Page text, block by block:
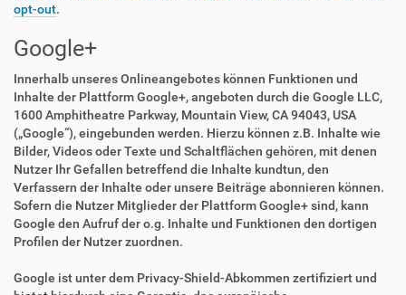
opt-out.
Google+
Innerhalb unseres Onlineangebotes können Funktionen und
Inhalte der Plattform Google+, angeboten durch die Google LLC,
1600 Amphitheatre Parkway, Mountain View, CA 94043, USA
(„Google“), eingebunden werden. Hierzu können z.B. Inhalte wie
Bilder, Videos oder Texte und Schaltflächen gehören, mit denen
Nutzer Ihr Gefallen betreffend die Inhalte kundtun, den
Verfassern der Inhalte oder unsere Beiträge abonnieren können.
Sofern die Nutzer Mitglieder der Plattform Google+ sind, kann
Google den Aufruf der o.g. Inhalte und Funktionen den dortigen
Profilen der Nutzer zuordnen.
Google ist unter dem Privacy-Shield-Abkommen zertifiziert und